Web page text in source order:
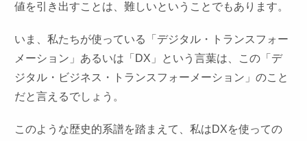
値を引き出すことは、難しいということでもあります。
いま、私たちが使っている「デジタル・トランスフォー
メーション」あるいは「DX」という言葉は、この「デ
ジタル・ビジネス・トランスフォーメーション」のこと
だと言えるでしょう。
このような歴史的系譜を踏まえて、私はDXを使っての